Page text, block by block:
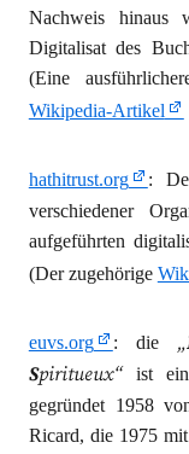
Nachweis
Digitalisat des
(Eine
Wikipedia-Artikel
hathitrust.org :
verschiedener
aufgeführten
(Der zugehörige
euvs.org : die „
Spiritueux“ist ein
gegründet 1958
Ricard, die 1975